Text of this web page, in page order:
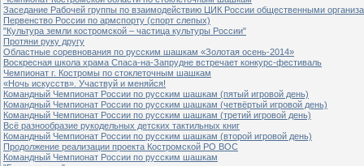
Заседание Рабочей группы по взаимодействию ЦИК России общественными
Первенство России по армспорту (спорт слепых)
"Культура земли костромской – частица культуры России"
Протяни руку другу
Областные соревнования по русским шашкам «Золотая осень-2014»
Воскресная школа храма Спаса-на-Запрудне встречает конкурс-фестиваль
Чемпионат г. Костромы по стоклеточным шашкам
«Ночь искусств». Участвуй и меняйся!
Командный Чемпионат России по русским шашкам (пятый игровой день)
Командный Чемпионат России по русским шашкам (четвёртый игровой день)
Командный Чемпионат России по русским шашкам (третий игровой день)
Всё разнообразие рукодельных детских тактильных книг
Командный Чемпионат России по русским шашкам (второй игровой день)
Продолжение реализации проекта Костромской РО ВОС
Командный Чемпионат России по русским шашкам